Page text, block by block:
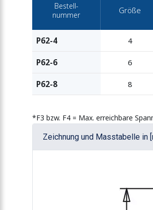
Bestell-
nummer
Größe
P62-4 4
P62-6 6
P62-8 8
*F3 bzw. F4 = Max. erreichbare
Zeichnung und Masstabelle in